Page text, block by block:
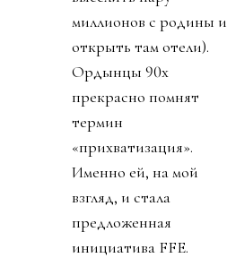
миллионов с родины и
открыть там отели).
Ордынцы 90х
прекрасно помнят
термин
«прихватизация».
Именно ей, на мой
взгляд, и стала
предложенная
инициатива FFE.